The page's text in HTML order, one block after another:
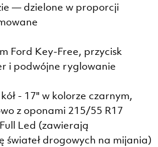
— dzielone w proporcji
Ford Key-Free, przycisk
i podwójne ryglowanie
- 17" w kolorze czarnym,
z oponami 215/55 R17
Led (zawierają
świateł drogowych na mijania)